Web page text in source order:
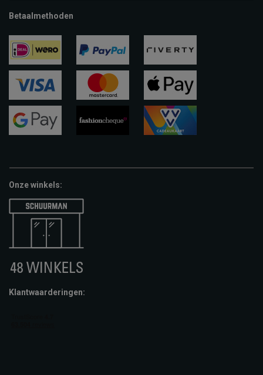
Betaalmethoden
ideal paypal riverty
visa
apple-
pay
Onze winkels:
Klantwaarderingen: